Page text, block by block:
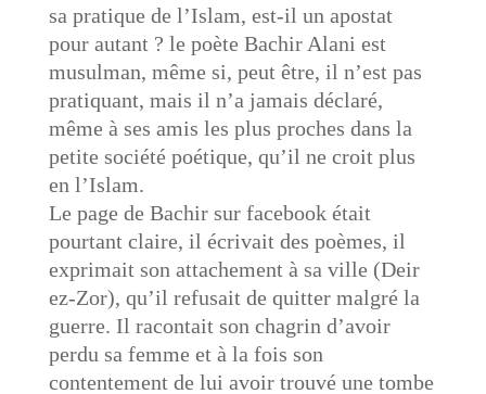
sa pratique de l’Islam, est-il un apostat
pour autant ? le poète Bachir Alani est
musulman, même si, peut être, il n’est pas
pratiquant, mais il n’a jamais déclaré,
même à ses amis les plus proches dans la
petite société poétique, qu’il ne croit plus
en l’Islam.
Le page de Bachir sur facebook était
pourtant claire, il écrivait des poèmes, il
exprimait son attachement à sa ville (Deir
ez-Zor), qu’il refusait de quitter malgré la
guerre. Il racontait son chagrin d’avoir
perdu sa femme et à la fois son
contentement de lui avoir trouvé une tombe